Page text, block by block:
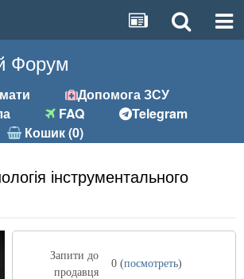
Форум
Допомога ЗСУ
FAQ
Telegram
Кошик (0)
інструментального
Запити до
продавця
0 (посмотреть)